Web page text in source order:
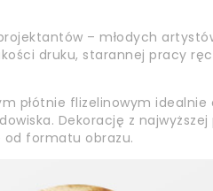
– młodych
druku, starannej pracy
płótnie flizelinowym idealnie
Dekorację z najwyższej
od formatu obrazu.